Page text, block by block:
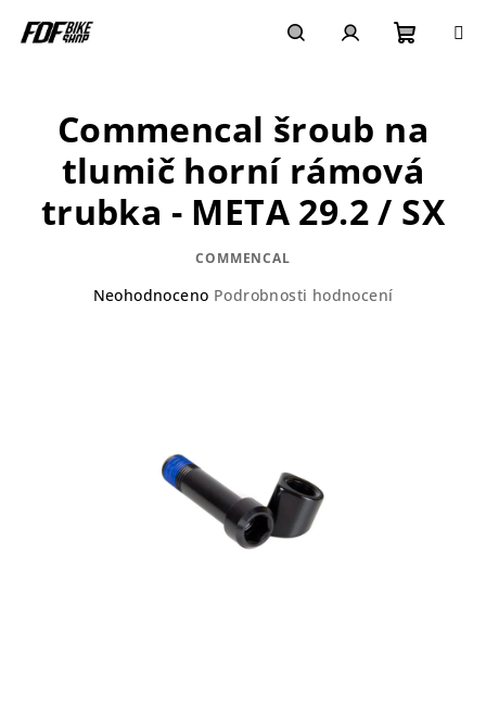
košík
Commencal šroub na
tlumič horní rámová
trubka - META 29.2 / SX
COMMENCAL
Průměrné
Neohodnoceno Podrobnosti hodnocení